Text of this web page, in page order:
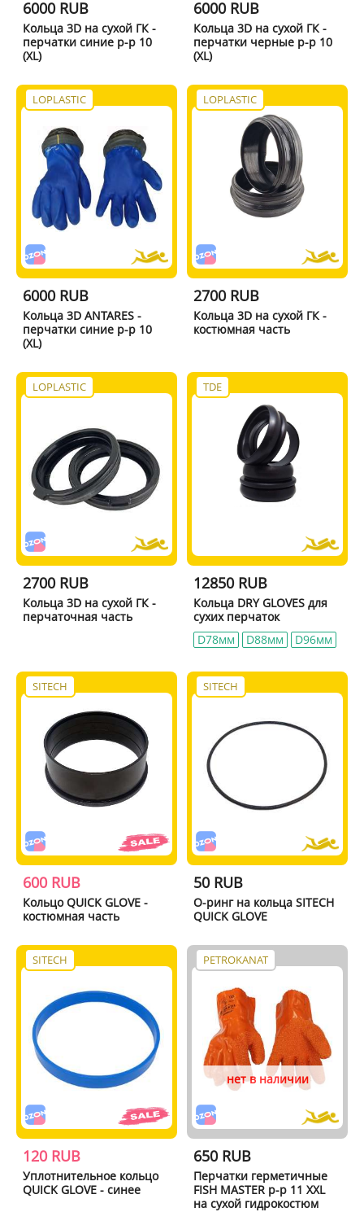
6000 RUB
Кольца 3D на сухой ГК -
перчатки синие р-р 10
(XL)
6000 RUB
Кольца 3D на сухой ГК -
перчатки черные р-р 10
(XL)
LOPLASTIC
6000 RUB
Кольца 3D ANTARES -
перчатки синие р-р 10
(XL)
LOPLASTIC
2700 RUB
Кольца 3D на сухой ГК -
костюмная часть
LOPLASTIC
2700 RUB
Кольца 3D на сухой ГК -
перчаточная часть
TDE
12850 RUB
Кольца DRY GLOVES для
сухих перчаток
D78мм
D88мм D96мм
SITECH
600 RUB
Кольцо QUICK GLOVE -
костюмная часть
SITECH
50 RUB
О-ринг на кольца SITECH
QUICK GLOVE
SITECH
120 RUB
Уплотнительное кольцо
QUICK GLOVE - синее
PETROKANAT
нет в наличии
650 RUB
Перчатки герметичные
FISH MASTER р-р 11 XXL
на сухой гидрокостюм